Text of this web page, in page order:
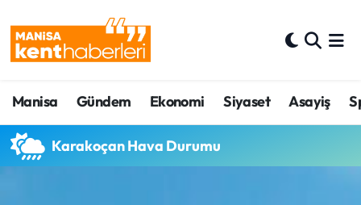
Manisa Gündem Ekonomi Siyaset Asayiş
Karakoçan Hava Durumu
Ahmetli Hava Durumu
Ahmetli Trafik Yoğunluk Haritası
Süper Lig Puan Durumu ve Fikstür